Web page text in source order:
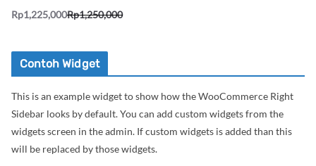
Rp1,250,000
Rp1,225,000
Contoh Widget
This is an example widget to show how the WooCommerce Right
Sidebar looks by default. You can add custom widgets from the
widgets screen in the admin. If custom widgets is added than this
will be replaced by those widgets.